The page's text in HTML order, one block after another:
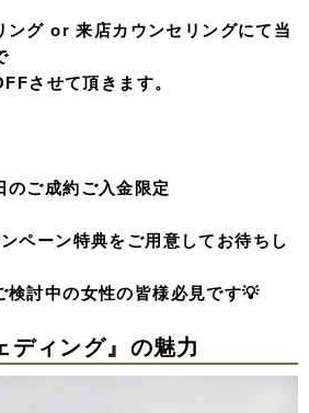
ング or 来店カウンセリングにて当
させて頂きます。
のご成約ご入金限定
ペーン特典をご用意してお待ちし
検討中の女性の皆様必見です💡
ィング』の魅力